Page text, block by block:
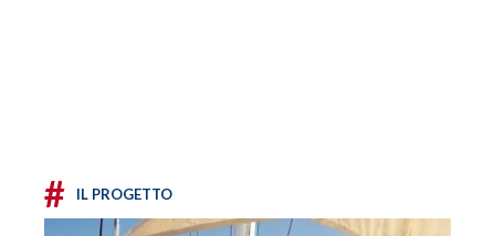
# IL PROGETTO